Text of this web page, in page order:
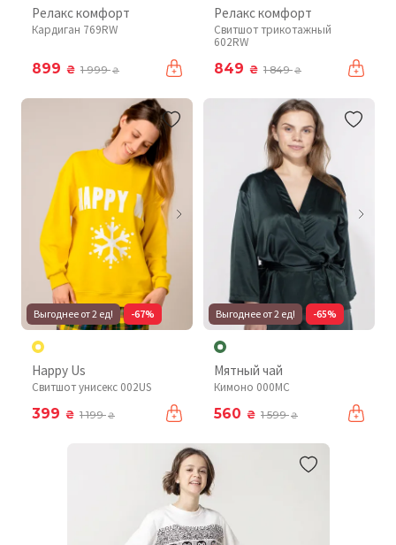
Релакс комфорт
Кардиган 769RW
899 ₴ 1 999₴
Релакс комфорт
Свитшот трикотажный
602RW
849 ₴ 1 849₴
Выгоднее от 2 ед! -67%
Happy Us
Свитшот унисекс 002US
399 ₴ 1 199₴
Выгоднее от 2 ед! -65%
Мятный чай
Кимоно 000MC
560 ₴ 1 599₴